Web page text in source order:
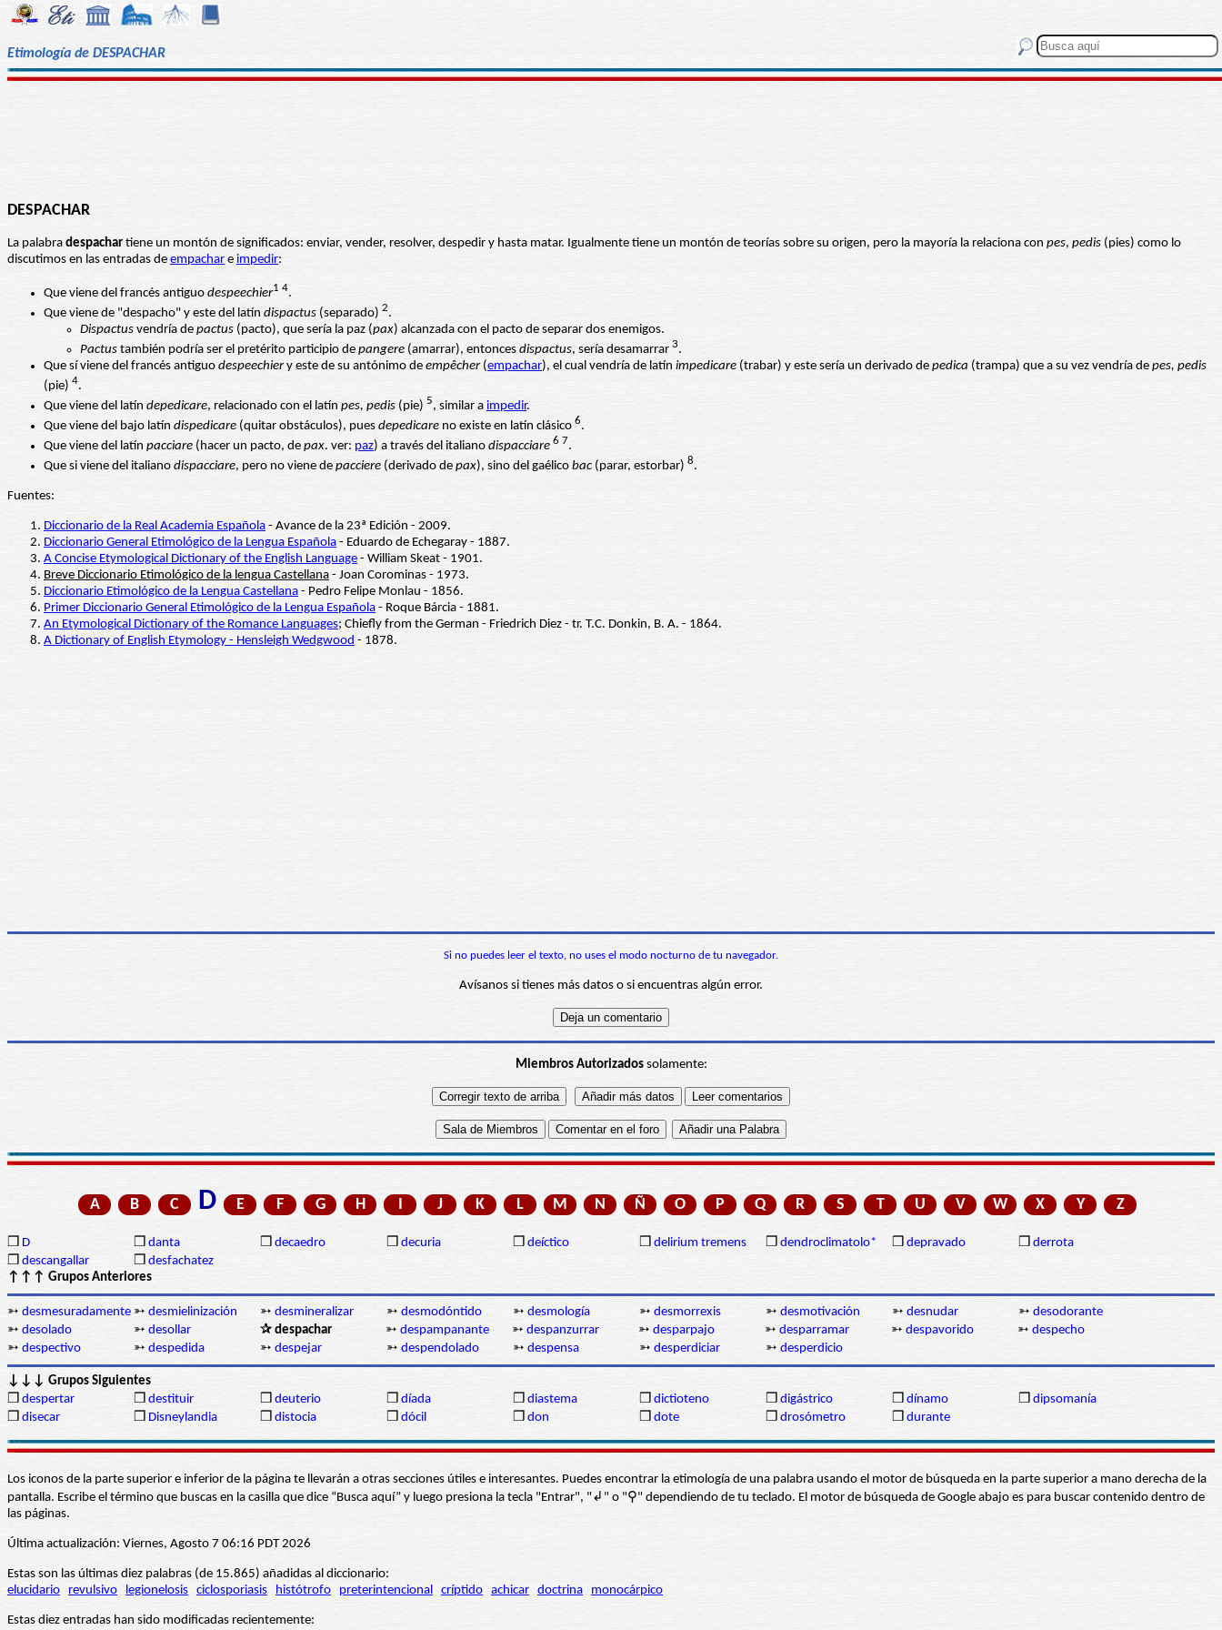
Etimología de DESPACHAR
DESPACHAR
La palabra despachar tiene un montón de significados: enviar, vender, resolver, despedir y hasta matar. Igualmente tiene un montón de teorías sobre su origen, pero la mayoría la relaciona con pes, pedis (pies) como lo
discutimos en las entradas de empachar e impedir:
Que viene del francés antiguo despeechier1 4.
Que viene de "despacho" y este del latín dispactus (separado) 2.
Dispactus vendría de pactus (pacto), que sería la paz (pax) alcanzada con el pacto de separar dos enemigos.
Pactus también podría ser el pretérito participio de pangere (amarrar), entonces dispactus, sería desamarrar 3.
Que sí viene del francés antiguo despeechiery este de su antónimo de empêcher(empachar), el cual vendría de latín impedicare (trabar) y este sería un derivado de pedica (trampa) que a su vez vendría de pes, pedis
(pie) 4.
Que viene del latín depedicare, relacionado con el latín pes, pedis (pie) 5, similar a impedir.
Que viene del bajo latín dispedicare (quitar obstáculos), pues depedicare no existe en latín clásico 6.
Que viene del latín pacciare (hacer un pacto, de pax. ver: paz) a través del italiano dispacciare 6 7.
Que si viene del italiano dispacciare, pero no viene de pacciere (derivado de pax), sino del gaélico bac (parar, estorbar) 8.
Fuentes:
Diccionario de la Real Academia Española - Avance de la 23ª Edición - 2009.
Diccionario General Etimológico de la Lengua Española - Eduardo de Echegaray - 1887.
A Concise Etymological Dictionary of the English Language - William Skeat - 1901.
Breve Diccionario Etimológico de la lengua Castellana - Joan Corominas - 1973.
Diccionario Etimológico de la Lengua Castellana - Pedro Felipe Monlau - 1856.
Primer Diccionario General Etimológico de la Lengua Española - Roque Bárcia - 1881.
An Etymological Dictionary of the Romance Languages; Chiefly from the German - Friedrich Diez - tr. T.C. Donkin, B. A. - 1864.
A Dictionary of English Etymology - Hensleigh Wedgwood - 1878.
Si no puedes leer el texto, no uses el modo nocturno de tu navegador.
Avísanos si tienes más datos o si encuentras algún error.
Miembros Autorizadossolamente:
A B C D E F G H I J K L M N Ñ O P Q R S T U V W X Y Z
❒ D ❒ danta ❒ decaedro ❒ decuria ❒ deíctico ❒ delirium tremens ❒ dendroclimatolo* ❒ depravado ❒ derrota
❒ descangallar ❒ desfachatez
↑↑↑ Grupos Anteriores
➳ desmesuradamente ➳ desmielinización ➳ desmineralizar ➳ desmodóntido ➳ desmología ➳ desmorrexis ➳ desmotivación ➳ desnudar ➳ desodorante
➳ desolado ➳ desollar ✰ despachar ➳ despampanante ➳ despanzurrar ➳ desparpajo ➳ desparramar ➳ despavorido ➳ despecho
➳ despectivo ➳ despedida ➳ despejar ➳ despendolado ➳ despensa ➳ desperdiciar ➳ desperdicio
↓↓↓ Grupos Siguientes
❒ despertar ❒ destituir ❒ deuterio ❒ díada ❒ diastema ❒ dictioteno ❒ digástrico ❒ dínamo ❒ dipsomanía
❒ disecar ❒ Disneylandia ❒ distocia ❒ dócil ❒ don ❒ dote ❒ drosómetro ❒ durante
Los iconos de la parte superior e inferior de la página te llevarán a otras secciones útiles e interesantes. Puedes encontrar la etimología de una palabra usando el motor de búsqueda en la parte superior a mano derecha de la
pantalla. Escribe el término que buscas en la casilla que dice “Busca aquí” y luego presiona la tecla "Entrar", "↲" o "⚲" dependiendo de tu teclado. El motor de búsqueda de Google abajo es para buscar contenido dentro de
las páginas.
Última actualización: Viernes, Agosto 7 06:16 PDT 2026
Estas son las últimas diez palabras (de 15.865) añadidas al diccionario:
elucidario
revulsivo legionelosis ciclosporiasis histótrofo preterintencional críptido achicar doctrina monocárpico
Estas diez entradas han sido modificadas recientemente: